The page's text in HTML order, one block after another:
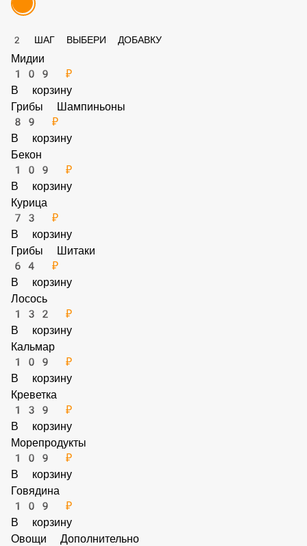
РАМЭН
2 ШАГ ВЫБЕРИ ДОБАВКУ
Мидии
109 ₽
В корзину
Грибы Шампиньоны
89 ₽
В корзину
Бекон
109 ₽
В корзину
Курица
73 ₽
В корзину
Грибы Шитаки
64 ₽
В корзину
Лосось
132 ₽
В корзину
Кальмар
109 ₽
В корзину